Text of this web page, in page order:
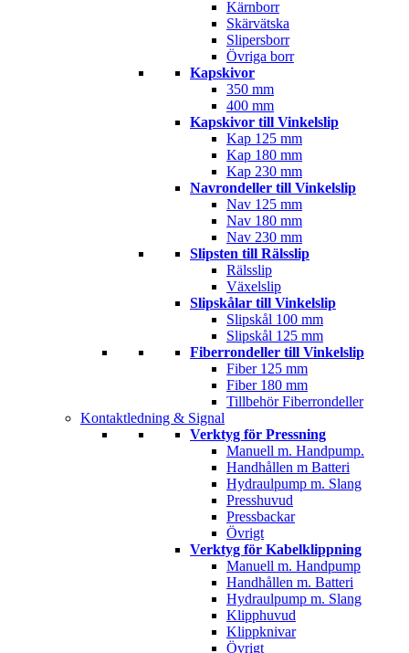
Kärnborr
Skärvätska
Slipersborr
Övriga borr
Kapskivor
350 mm
400 mm
Kapskivor till Vinkelslip
Kap 125 mm
Kap 180 mm
Kap 230 mm
Navrondeller till Vinkelslip
Nav 125 mm
Nav 180 mm
Nav 230 mm
Slipsten till Rälsslip
Rälsslip
Växelslip
Slipskålar till Vinkelslip
Slipskål 100 mm
Slipskål 125 mm
Fiberrondeller till Vinkelslip
Fiber 125 mm
Fiber 180 mm
Tillbehör Fiberrondeller
Kontaktledning & Signal
Verktyg för Pressning
Manuell m. Handpump.
Handhållen m Batteri
Hydraulpump m. Slang
Presshuvud
Pressbackar
Övrigt
Verktyg för Kabelklippning
Manuell m. Handpump
Handhållen m. Batteri
Hydraulpump m. Slang
Klipphuvud
Klippknivar
Övrigt